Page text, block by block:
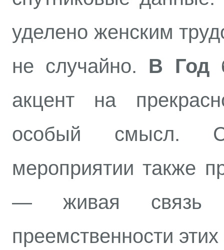
уделено женским
не случайно. В Год
акцент на
особый смысл.
мероприятии также
— живая связь
преемственности